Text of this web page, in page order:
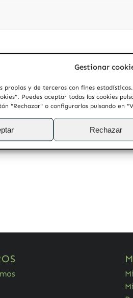
Gestionar
propias y de terceros con fines
Puedes aceptar todas las cookies
"Rechazar" o configurarlas pulsando en
Rechazar
con nuestro buscador?
consejos: